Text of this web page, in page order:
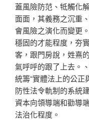
蓋風險防范、牴觸化
面面，其義務之沉重
會風險之演化而變更
穩固的才能程度，夯
客，跟門房說，姓熹
氣呼呼的跟了上去。
統籌“實體法上的公正
防性法令軌制的系統
資本向領導端和勸導
法治化程度。